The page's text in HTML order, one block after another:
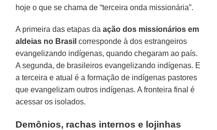
hoje o que se chama de “terceira onda missionária”.
A primeira das etapas daação dos missionários em
aldeias no Brasil corresponde à dos estrangeiros
evangelizando indígenas, quando chegaram ao país.
A segunda, de brasileiros evangelizando indígenas. E
a terceira e atual é a formação de indígenas pastores
que evangelizam outros indígenas. A fronteira final é
acessar os isolados.
Demônios, rachas internos e lojinhas